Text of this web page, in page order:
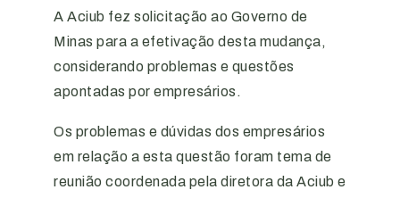
A Aciub fez solicitação ao Governo de
Minas para a efetivação desta mudança,
considerando problemas e questões
apontadas por empresários.
Os problemas e dúvidas dos empresários
em relação a esta questão foram tema de
reunião coordenada pela diretora da Aciub e